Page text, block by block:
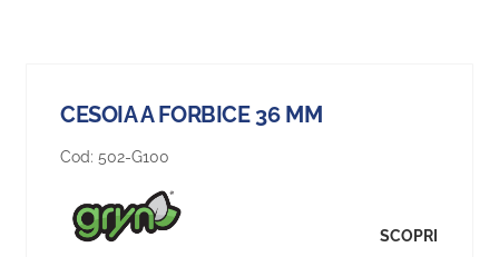
CESOIA A FORBICE 36 MM
Cod: 502-G100
SCOPRI